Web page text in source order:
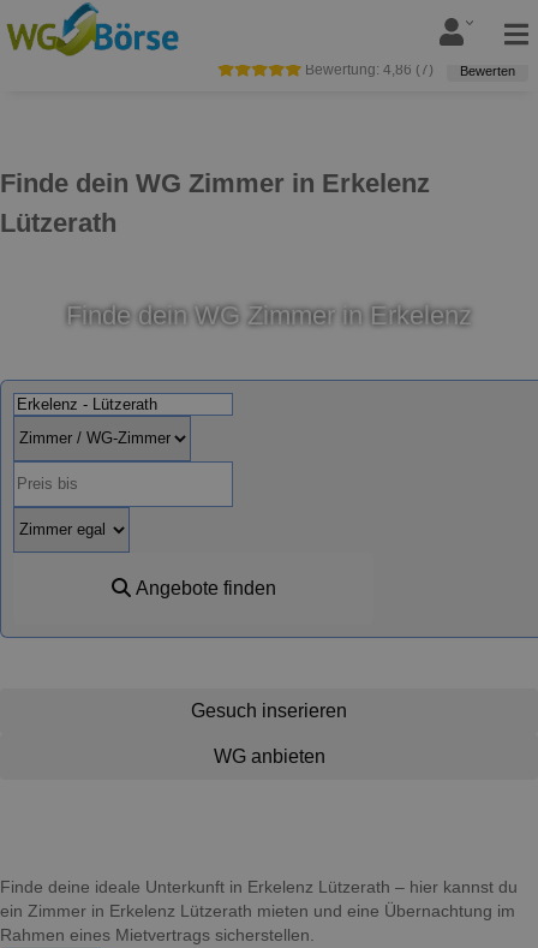
Finde dein WG Zimmer in Erkelenz
Lützerath
Bewertung: 4,86 ( 7) Bewerten
Finde dein WG Zimmer in Erkelenz
Angebote finden
Gesuch inserieren
WG anbieten
Finde deine ideale Unterkunft in Erkelenz Lützerath – hier kannst du
ein Zimmer in Erkelenz Lützerath mieten und eine Übernachtung im
Rahmen eines Mietvertrags sicherstellen.